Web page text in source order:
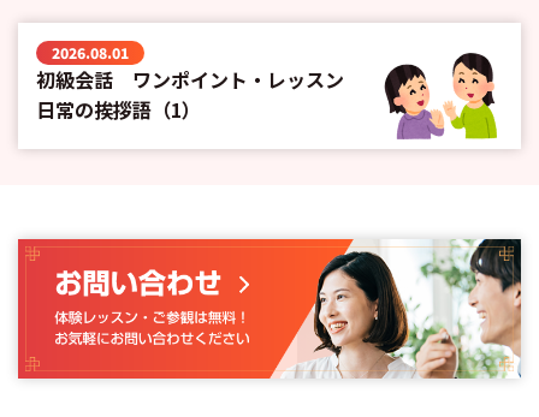
2026.08.01
初級会話 ワンポイント・レッスン
日常の挨拶語（1）